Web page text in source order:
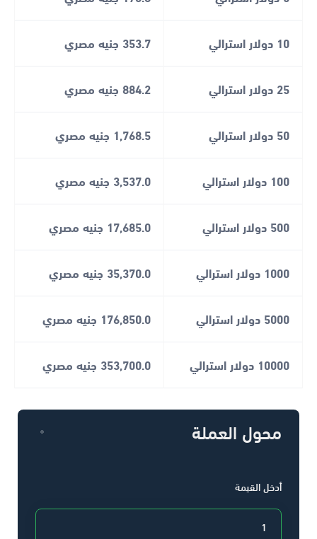
10 دولار استرالي 353.7 جنيه مصري
25 دولار استرالي 884.2 جنيه مصري
50 دولار استرالي 1,768.5 جنيه مصري
100 دولار استرالي 3,537.0 جنيه مصري
500 دولار استرالي 17,685.0 جنيه مصري
1000 دولار استرالي 35,370.0 جنيه مصري
5000 دولار استرالي 176,850.0 جنيه مصري
10000 دولار استرالي 353,700.0 جنيه مصري
محول العملة
أدخل القيمة